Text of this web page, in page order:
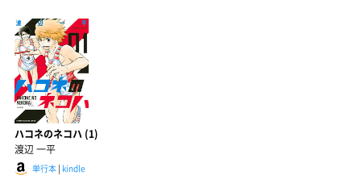
ハコネのネコハ (1)
渡辺 一平
単行本 | kindle